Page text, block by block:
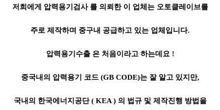
저희에게 압력용기검사 를 의뢰한 이 업체는 오토클레이브를
주로 제작하며 중구내 공급하고 있는 업체입니다.
압력용기수출 은 처음이라고 하는데요 !
중국내의 압력용기 코드 (GB CODE)는 잘 알고 있지만,
국내의 한국에너지공단 ( KEA ) 의 법규 및 제작진행 방법을